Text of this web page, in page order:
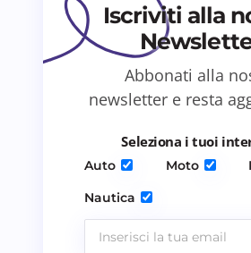
Salva il mio nome e email in
per il prossimo commento.
Iscriviti alla
Abbonati alla
newsletter e resta
Seleziona i tuoi
Auto Moto
Nautica